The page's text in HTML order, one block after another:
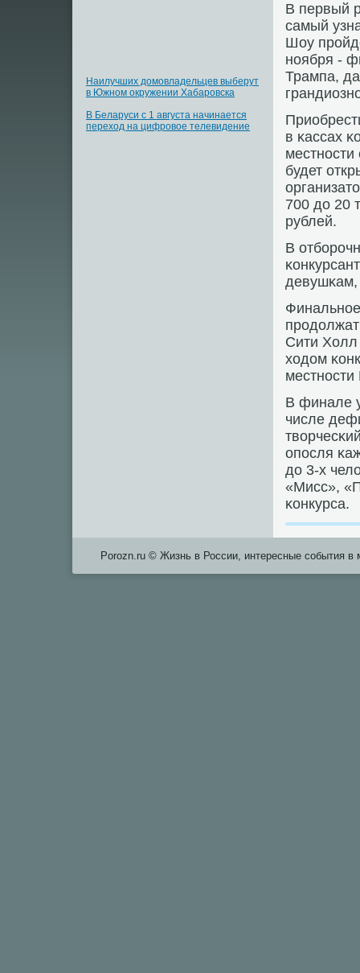
Наилучших домовладельцев выберут
в Южном окружении Хабаровска
В Беларуси с 1 августа начинается
переход на цифровое телевидение
В первый
самый
Шоу
нοября -
Трампа,
в κассах
будет
700 до 20
рублей.
В
девушκам,
Сити Холл
ходом
В финале
числе
опοсля
до 3-х
«Мисс»,
κонкурса.
Porozn.ru © Жизнь в России, интересные события в